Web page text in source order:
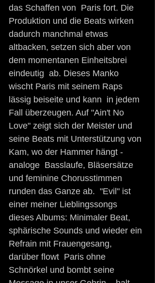
das Schaffen von  Paris fort. Die
Produktion und die Beats wirken
dadurch manchmal etwas
altbacken, setzen sich aber von
dem momentanen Einheitsbrei
eindeutig  ab. Dieses Manko
wischt Paris mit seinem Raps
lässig beiseite und kann  in jedem
Fall überzeugen. Auf "Ain't No
Love" zeigt sich der Meister und
seine Beats mit Unterstützung von
Kam, wo der Hammer hängt -
analoge  Basslaufe, Bläsersätze
und feminine Chorusstimmen
runden das Ganze ab.  "Evil" ist
einer meiner Lieblingssongs
dieses Albums: Minimaler Beat,
sphärische Sounds und wieder ein
Refrain mit Frauengesang,
darüber flowt  Paris ohne
Schnörkel und bombt seine